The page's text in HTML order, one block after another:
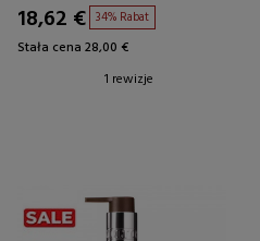
18,62 € 34% Rabat
Stała cena 28,00 €
1 rewizje